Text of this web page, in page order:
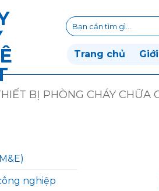
Tìm
kiếm:
Trang chủ
BỊ PHÒNG CHÁY CHỮA
nghiệp